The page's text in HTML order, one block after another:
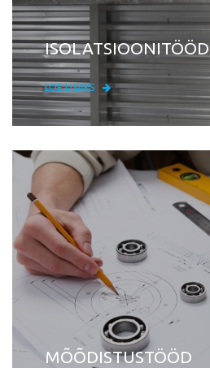
ISOLATSIOONITÖÖD
LOE LISAKS
MÕÕDISTUSTÖÖD